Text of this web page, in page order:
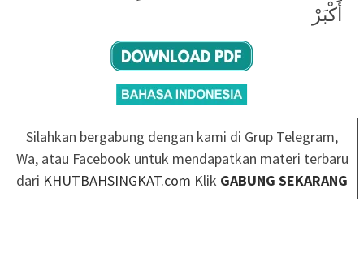
Silahkan bergabung dengan kami di Grup Telegram,
Wa, atau Facebook untuk mendapatkan materi terbaru
dari KHUTBAHSINGKAT.com Klik GABUNG SEKARANG